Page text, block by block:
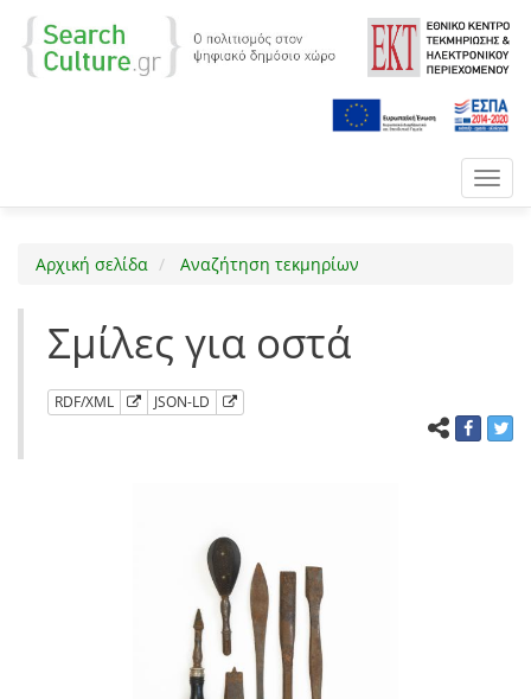
Αρχική σελίδα Αναζήτηση τεκμηρίων
Σμίλες για οστά
RDF/XML JSON-LD